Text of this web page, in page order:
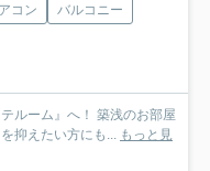
コン
バルコニー
ルーム』へ！ 築浅のお部屋
抑えたい方にも... もっと見